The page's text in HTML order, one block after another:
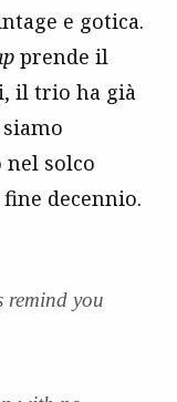
e gotica.
prende il
il trio ha già
nel solco
decennio.
remind you